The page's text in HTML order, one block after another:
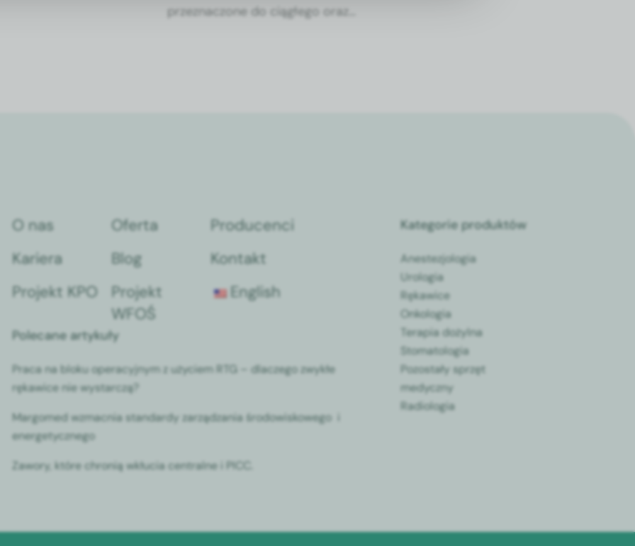
przeznaczone do ciągłego oraz
O nas Oferta
Producenci
Kariera
Blog
Kontakt
Projekt KPO
Projekt
WFOŚ
English
Polecane artykuły
Praca na bloku operacyjnym z użyciem RTG – dlaczego zwykłe
rękawice nie wystarczą?
Margomed wzmacnia standardy zarządzania środowiskowego i
energetycznego
Zawory, które chronią wkłucia centralne i PICC.
Kategorie produktów
Anestezjologia
Urologia
Rękawice
Onkologia
Terapia dożylna
Stomatologia
Pozostały sprzęt
medyczny
Radiologia